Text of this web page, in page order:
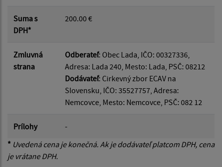
Suma s
DPH*
200.00 €
Zmluvná
strana
Odberateľ: Obec Lada, IČO: 00327336,
Adresa: Lada 240, Mesto: Lada, PSČ: 08212
Dodávateľ: Cirkevný zbor ECAV na
Slovensku, IČO: 35527757, Adresa:
Nemcovce, Mesto: Nemcovce, PSČ: 082 12
Prílohy
-
* Uvedená cena je konečná. Ak je dodávateľ platcom DPH, cena
je vrátane DPH.